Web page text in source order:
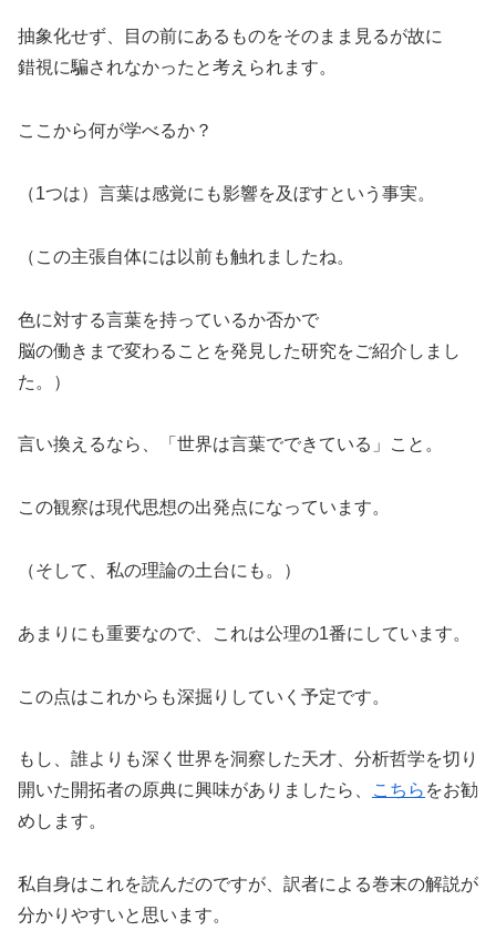
抽象化せず、目の前にあるものをそのまま見るが故に
錯視に騙されなかったと考えられます。
ここから何が学べるか？
（1つは）言葉は感覚にも影響を及ぼすという事実。
（この主張自体には以前も触れましたね。
色に対する言葉を持っているか否かで
脳の働きまで変わることを発見した研究をご紹介しまし
た。）
言い換えるなら、「世界は言葉でできている」こと。
この観察は現代思想の出発点になっています。
（そして、私の理論の土台にも。）
あまりにも重要なので、これは公理の1番にしています。
この点はこれからも深掘りしていく予定です。
もし、誰よりも深く世界を洞察した天才、分析哲学を切り
開いた開拓者の原典に興味がありましたら、
こちら をお勧
めします。
私自身はこれを読んだのですが、訳者による巻末の解説が
分かりやすいと思います。